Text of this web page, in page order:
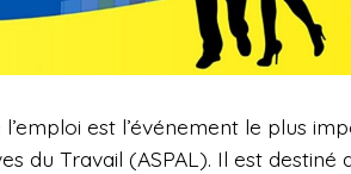
est l’événement le plus
du Travail (ASPAL). Il est destiné